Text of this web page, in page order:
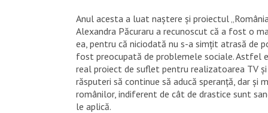
Anul acesta a luat naștere și proiectul „România
Alexandra Păcuraru a recunoscut că a fost o
ea, pentru că niciodată nu s-a simțit atrasă de
fost preocupată de problemele sociale. Astfel
real proiect de suflet pentru realizatoarea TV
răsputeri să continue să aducă speranță, dar și
românilor, indiferent de cât de drastice sunt
le aplică.